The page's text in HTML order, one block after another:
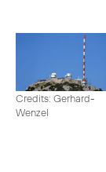
Credits: Gerhard-
Wenzel